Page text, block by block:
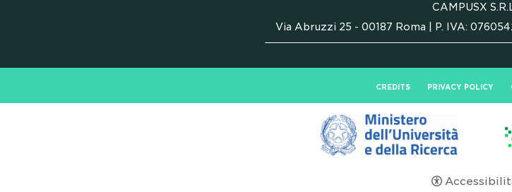
CAMPUSX
Via Abruzzi 25 - 00187 Roma | P. IVA:
CREDITS PRIVACY POLICY